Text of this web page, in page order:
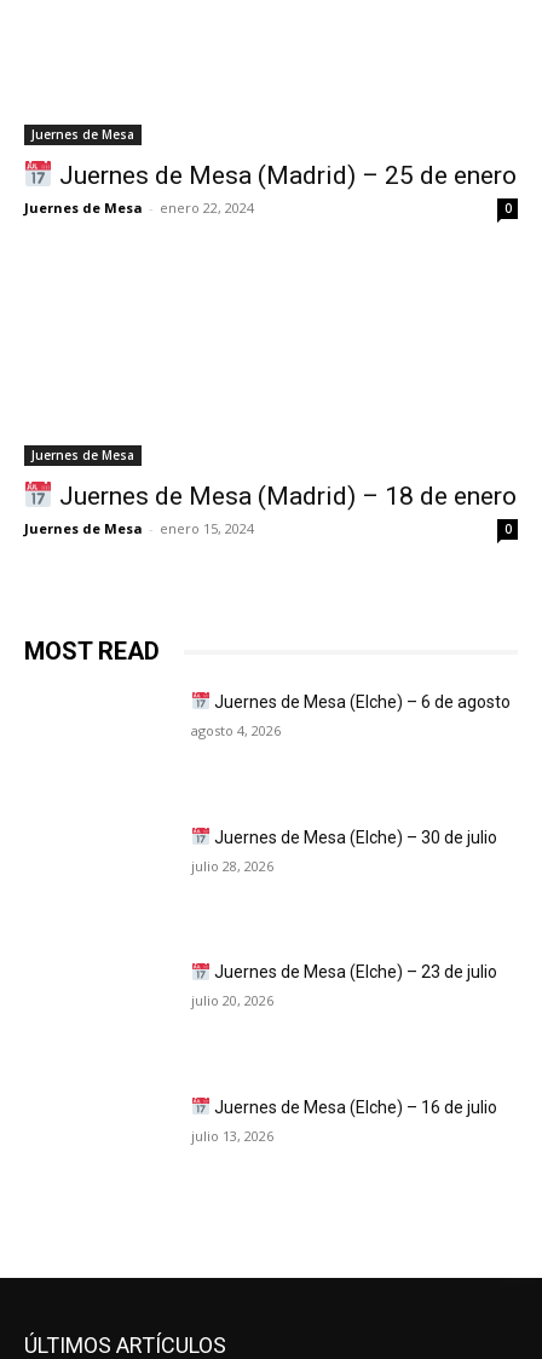
Juernes de Mesa
Juernes de Mesa (Madrid) – 25 de enero
Juernes de Mesa - enero 22, 2024 0
Juernes de Mesa
Juernes de Mesa (Madrid) – 18 de enero
Juernes de Mesa - enero 15, 2024 0
MOST READ
Juernes de Mesa (Elche) – 6 de agosto
agosto 4, 2026
Juernes de Mesa (Elche) – 30 de julio
julio 28, 2026
Juernes de Mesa (Elche) – 23 de julio
julio 20, 2026
Juernes de Mesa (Elche) – 16 de julio
julio 13, 2026
ÚLTIMOS ARTÍCULOS